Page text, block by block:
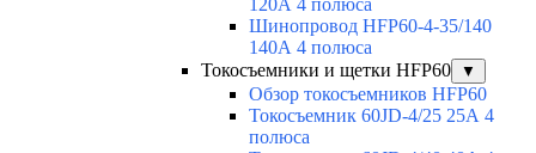
Шинопровод HFP60-4-35/140
140А 4 полюса
Токосъемники и щетки HFP60
▼
Обзор токосъемников HFP60
Токосъемник 60JD-4/25 25А 4
полюса